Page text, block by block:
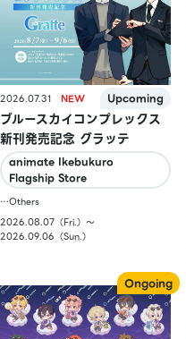
2026.07.31
ブルースカイコンプレックス
新刊発売記念 グラッテ
animate Ikebukuro
Flagship Store
…Others
2026.08.07（Fri.）〜
2026.09.06（Sun.）